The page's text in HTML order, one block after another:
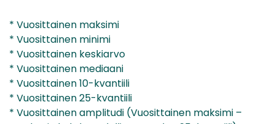
* Vuosittainen maksimi
* Vuosittainen minimi
* Vuosittainen keskiarvo
* Vuosittainen mediaani
* Vuosittainen 10-kvantiili
* Vuosittainen 25-kvantiili
* Vuosittainen amplitudi (Vuosittainen maksimi –